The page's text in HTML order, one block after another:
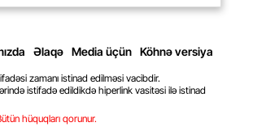
Əlaqə Media üçün Köhnə versiya
zamanı istinad edilməsi vacibdir.
istifadə edildikdə hiperlink vasitəsi ilə istinad
hüquqları qorunur.